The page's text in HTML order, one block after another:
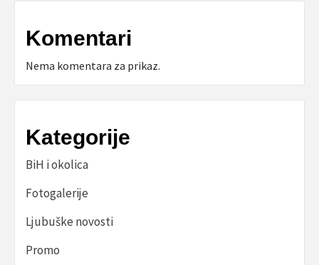
Komentari
Nema komentara za prikaz.
Kategorije
BiH i okolica
Fotogalerije
Ljubuške novosti
Promo